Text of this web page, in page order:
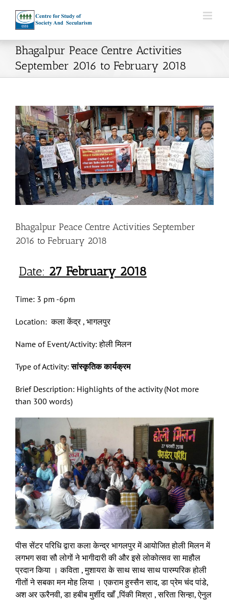
content
Bhagalpur Peace Centre Activities
September 2016 to February 2018
View
Larger
Image
Bhagalpur Peace Centre Activities September
2016 to February 2018
Date: 27 February 2018
Time: 3 pm -6pm
Location: कला केंद्र , भागलपुर
Name of Event/Activity: होली मिलन
Type of Activity:सांस्कृतिक कार्यक्रम
Brief Description: Highlights of the activity (Not more
than 300 words)
पीस सेंटर परिधि द्वारा कला केन्द्र भागलपुर में आयोजित होली मिलन में
लगभग सवा सौ लोगों ने भागीदारी की और इसे लोकोत्सव सा माहौल
प्रदान किया । कविता , मुशायरा के साथ साथ साथ पारम्परिक होली
गीतों ने सबका मन मोह लिया । एकराम हुस्सैन साद, डा प्रेम चंद पांडे,
अश अर ऊरैनवी, डा हबीब मुर्शीद खाँ ,पिंकी मिश्रा , सरिता सिन्हा, ऐनुल